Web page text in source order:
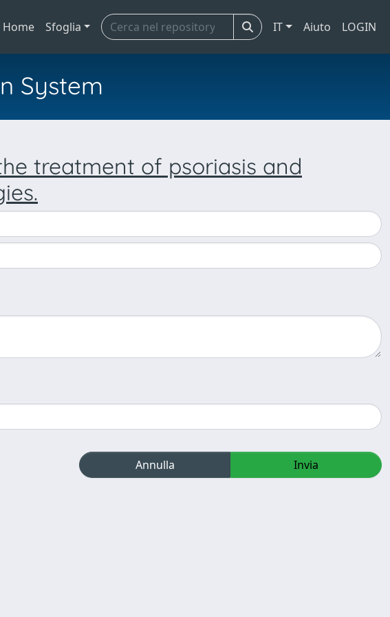
Home Sfoglia IT Aiuto LOGIN
System
treatment of psoriasis and
Annulla Invia